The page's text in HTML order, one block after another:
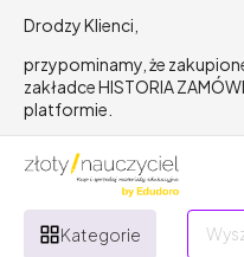
Drodzy Klienci,
przypominamy, że
zakładce HISTORIA
platformie.
Kategorie